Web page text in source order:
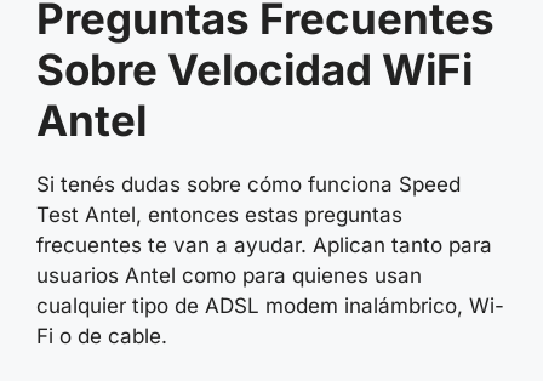
Preguntas Frecuentes
Sobre Velocidad WiFi
Antel
Si tenés dudas sobre cómo funciona Speed
Test Antel, entonces estas preguntas
frecuentes te van a ayudar. Aplican tanto para
usuarios Antel como para quienes usan
cualquier tipo de ADSL modem inalámbrico, Wi-
Fi o de cable.